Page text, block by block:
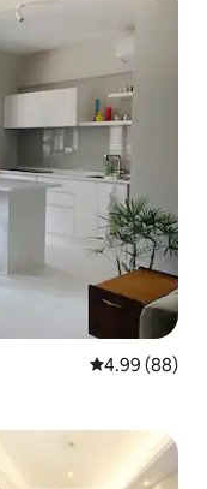
Calificación
4.99 (88)